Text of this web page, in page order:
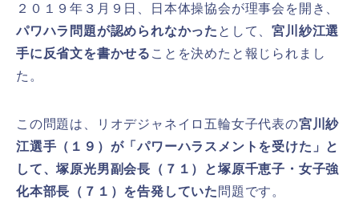
２０１９年３月９日、日本体操協会が理事会を開き、
パワハラ問題が認められなかった として、宮川紗江選
手に反省文を書かせる ことを決めたと報じられまし
た。
この問題は、リオデジャネイロ五輪女子代表の宮川紗
江選手（１９）が「パワーハラスメントを受けた」と
して、塚原光男副会長（７１）と塚原千恵子・女子強
化本部長（７１）を告発していた 問題です。